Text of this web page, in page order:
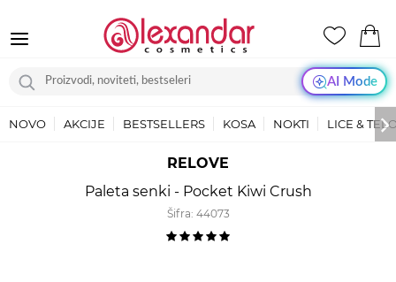
AI Mode
NOVO AKCIJE BESTSELLERS KOSA NOKTI LICE &
RELOVE
Paleta senki - Pocket Kiwi Crush
Šifra: 44073